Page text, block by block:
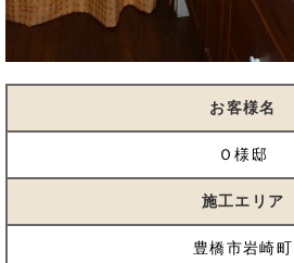
お客様名
Ｏ様邸
施工エリア
豊橋市岩崎町